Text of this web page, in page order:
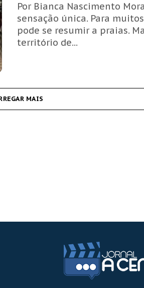
Por Bianca Nascimento
sensação única. Para
pode se resumir a praias.
território de...
MAIS